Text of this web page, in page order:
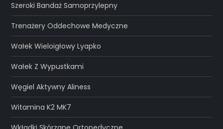
Szeroki Bandaż Samoprzylepny
Trenażery Oddechowe Medyczne
Wałek Wieloigłowy Lyapko
Wałek Z Wypustkami
Węgiel Aktywny Aliness
Witamina K2 MK7